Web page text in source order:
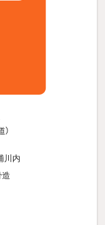
川内